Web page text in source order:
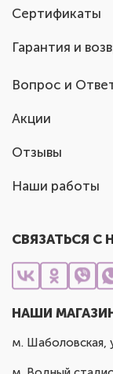
Сертификаты
Гарантия и
Вопрос и
Акции
Отзывы
Наши работы
СВЯЗАТЬСЯ С
НАШИ
м. Шаболовская,